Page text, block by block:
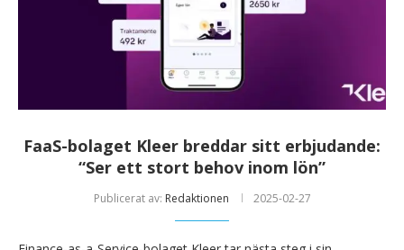
FaaS-bolaget Kleer breddar sitt erbjudande:
“Ser ett stort behov inom lön”
Publicerat av: Redaktionen 2025-02-27